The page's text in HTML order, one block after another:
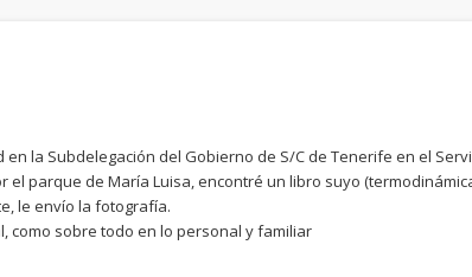
la Subdelegación del Gobierno de S/C de Tenerife en el
parque de María Luisa, encontré un libro suyo
le envío la fotografía.
como sobre todo en lo personal y familiar